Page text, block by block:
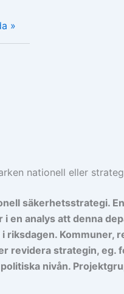
»
nationell eller
säkerhetsstrategi.
en analys att denna
Kommuner,
revidera strategin, eg.
nivån.